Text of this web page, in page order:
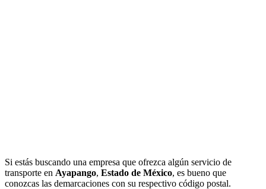
Si estás buscando una empresa que ofrezca algún servicio de
transporte en Ayapango, Estado de México, es bueno que
conozcas las demarcaciones con su respectivo código postal.